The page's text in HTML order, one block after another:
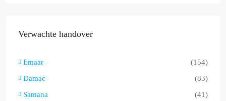
Verwachte handover
Emaar
(154)
Damac
(83)
Samana
(41)